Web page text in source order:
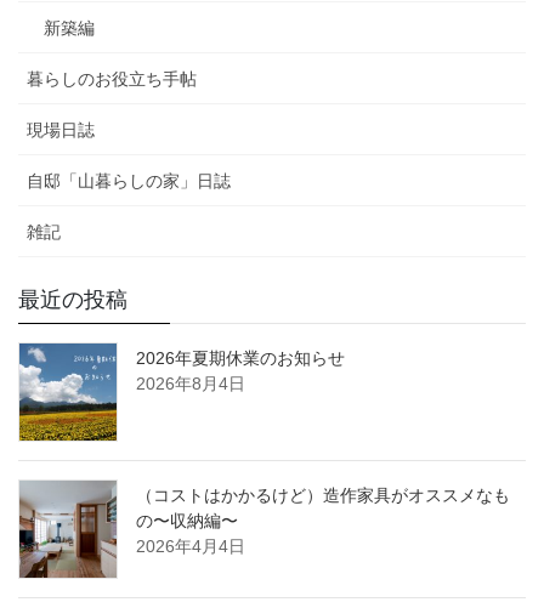
新築編
暮らしのお役立ち手帖
現場日誌
自邸「山暮らしの家」日誌
雑記
最近の投稿
2026年夏期休業のお知らせ
2026年8月4日
（コストはかかるけど）造作家具がオススメなも
の〜収納編〜
2026年4月4日